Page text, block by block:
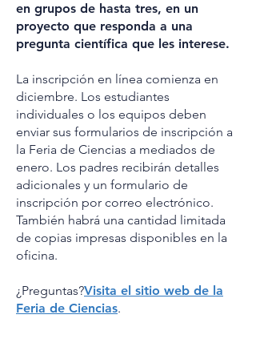
en grupos de hasta tres, en un
proyecto que responda a una
pregunta científica que les interese.
La inscripción en línea comienza en
diciembre. Los estudiantes
individuales o los equipos deben
enviar sus formularios de inscripción a
la Feria de Ciencias a mediados de
enero. Los padres recibirán detalles
adicionales y un formulario de
inscripción por correo electrónico.
También habrá una cantidad limitada
de copias impresas disponibles en la
oficina.
¿Preguntas?Visita el sitio web de la
Feria de Ciencias.